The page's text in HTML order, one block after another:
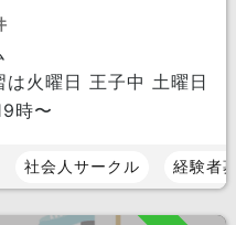
火曜日 王子中 土曜日
時〜
社会人サークル 経験者